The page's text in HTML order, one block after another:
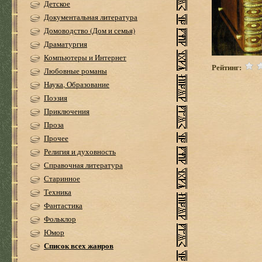
Детское
Документальная литература
Домоводство (Дом и семья)
Драматургия
Компьютеры и Интернет
Любовные романы
Наука, Образование
Поэзия
Приключения
Проза
Прочее
Религия и духовность
Справочная литература
Старинное
Техника
Фантастика
Фольклор
Юмор
Список всех жанров
Рейтинг: